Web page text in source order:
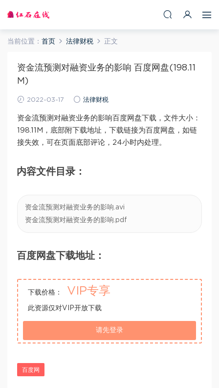
当前位置： 首页 法律财税 正文
资金流预测对融资业务的影响 百度网盘(198.11
M)
2022-03-17 法律财税
资金流预测对融资业务的影响百度网盘下载，文件大小：
198.11M，底部附下载地址，下载链接为百度网盘，如链
接失效，可在页面底部评论，24小时内处理。
内容文件目录：
资金流预测对融资业务的影响.avi
资金流预测对融资业务的影响.pdf
百度网盘下载地址：
下载价格： VIP专享
此资源仅对VIP开放下载
请先登录
百度网